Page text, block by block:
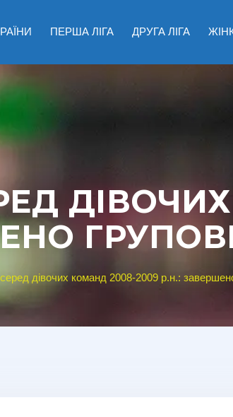
ПЕРША ЛІГА ДРУГА ЛІГА
дівочих команд 2008-2009 р.н.: